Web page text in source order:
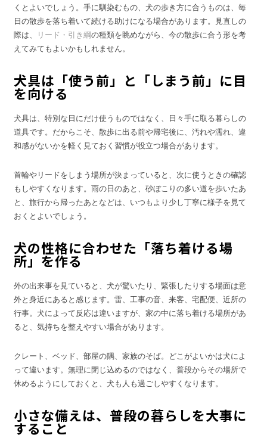
くとよいでしょう。手に馴染むもの、犬の歩き方に合うものは、毎
日の散歩を落ち着いて続ける助けになる場合があります。見直しの
際は、
リード・引き綱の種類を眺めながら、今の散歩に合う形を考
えてみてもよいかもしれません。
犬具は「使う前」と「しまう前」に目
を向ける
犬具は、特別な日にだけ使うものではなく、日々手に取る暮らしの
道具です。だからこそ、散歩に出る前や帰宅後に、汚れや濡れ、違
和感がないかを軽く見ておく習慣が役立つ場合があります。
首輪やリードをしまう場所が決まっていると、次に使うときの確認
もしやすくなります。雨の日のあと、砂ぼこりの多い道を歩いたあ
と、旅行から帰ったあとなどは、いつもより少し丁寧に様子を見て
おくとよいでしょう。
犬の性格に合わせた「落ち着ける場
所」を作る
外の出来事を見ていると、犬が驚いたり、緊張したりする場面は意
外と身近にあると感じます。雷、工事の音、来客、宅配便、近所の
行事。犬によって反応は違いますが、家の中に落ち着ける場所があ
ると、気持ちを整えやすい場合があります。
クレート、ベッド、部屋の隅、家族のそば。どこがよいかは犬によ
って違います。無理に閉じ込めるのではなく、普段からその場所で
休めるようにしておくと、犬も人も過ごしやすくなります。
小さな備えは、普段の暮らしを大事に
すること